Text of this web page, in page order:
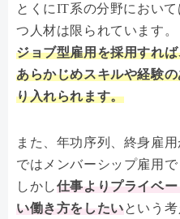
とくにIT系の分野におい
つ人材は限られています。
ジョブ型雇用を採用すれ
あらかじめスキルや経験
り入れられます。
また、年功序列、終身雇
ではメンバーシップ雇用
しかし仕事よりプライベ
い働き方をしたいという